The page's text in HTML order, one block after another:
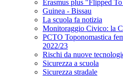
Erasmus plus "Flipped
Guinea - Bissau
La scuola fa notizia
Monitoraggio Civico: la
PCTO Toponomastica
2022/23
Rischi da nuove
Sicurezza a scuola
Sicurezza stradale